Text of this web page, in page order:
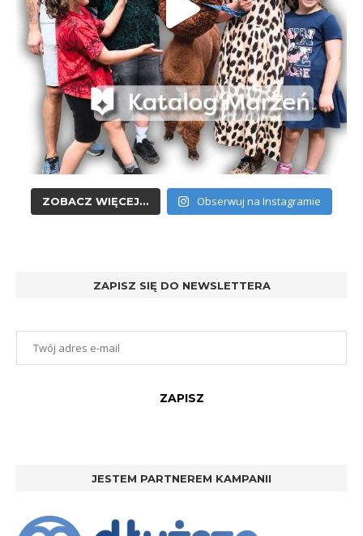
ZOBACZ WIĘCEJ... Obserwuj na Instagramie
ZAPISZ SIĘ DO NEWSLETTERA
JESTEM PARTNEREM KAMPANII